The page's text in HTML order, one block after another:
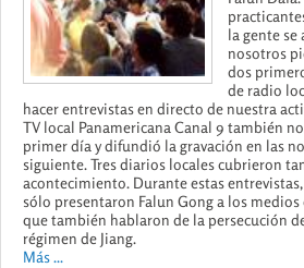
la gente
nosotros
dos
de radio
hacer entrevistas en directo de nuestra
TV local Panamericana Canal 9 también
primer día y difundió la gravación en las
siguiente. Tres diarios locales cubrieron
acontecimiento. Durante estas
sólo presentaron Falun Gong a los
que también hablaron de la persecución
régimen de Jiang.
Más ...